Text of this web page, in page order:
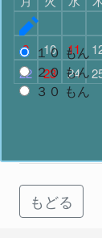
9
10 11
22
23 24
１０ もん
２０ もん
３０ もん
もどる